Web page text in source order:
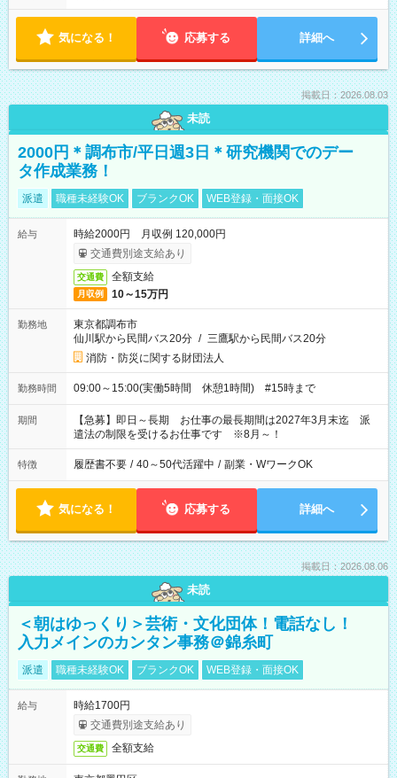
気になる！ 応募する 詳細へ
掲載日：2026.08.03
未読
2000円＊調布市/平日週3日＊研究機関でのデー
タ作成業務！
派遣 職種未経験OK ブランクOK WEB登録・面接OK
給与
時給2000円 月収例 120,000円
交通費別途支給あり
交通費 全額支給
月収例 10～15万円
勤務地
東京都調布市
仙川駅から民間バス20分 / 三鷹駅から民間バス20分
消防・防災に関する財団法人
勤務時間 09:00～15:00(実働5時間 休憩1時間) #15時まで
期間
【急募】即日～長期 お仕事の最長期間は2027年3月末迄 派
遣法の制限を受けるお仕事です ※8月～！
特徴 履歴書不要 / 40～50代活躍中 / 副業・WワークOK
気になる！ 応募する 詳細へ
掲載日：2026.08.06
未読
＜朝はゆっくり＞芸術・文化団体！電話なし！
入力メインのカンタン事務＠錦糸町
派遣 職種未経験OK ブランクOK WEB登録・面接OK
給与
時給1700円
交通費別途支給あり
交通費 全額支給